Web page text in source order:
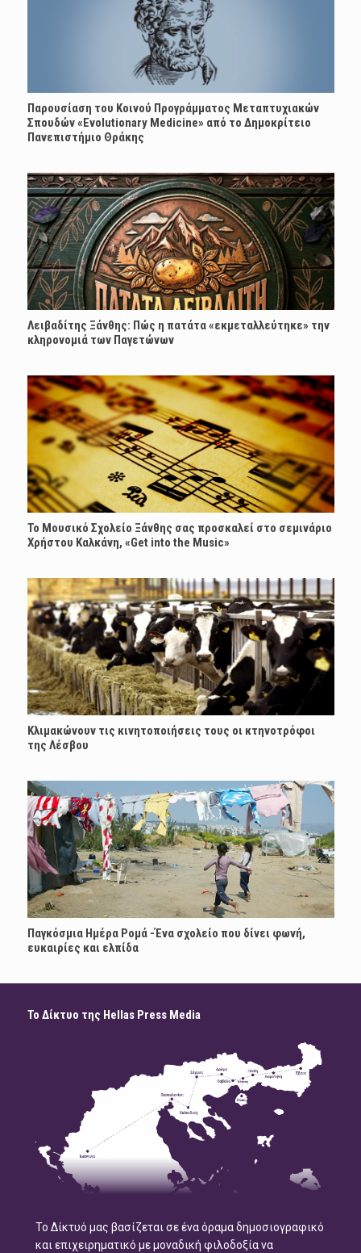
Παρουσίαση του Κοινού Προγράμματος Μεταπτυχιακών
Σπουδών «Evolutionary Medicine» από το Δημοκρίτειο
Πανεπιστήμιο Θράκης
Λειβαδίτης Ξάνθης: Πώς η πατάτα «εκμεταλλεύτηκε» την
κληρονομιά των Παγετώνων
Το Μουσικό Σχολείο Ξάνθης σας προσκαλεί στο σεμινάριο
Χρήστου Καλκάνη, «Get into the Music»
Κλιμακώνουν τις κινητοποιήσεις τους οι κτηνοτρόφοι
της Λέσβου
Παγκόσμια Ημέρα Ρομά -Ένα σχολείο που δίνει φωνή,
ευκαιρίες και ελπίδα
Το Δίκτυο της Hellas Press Media
Το Δίκτυό μας βασίζεται σε ένα όραμα δημοσιογραφικό
και επιχειρηματικό με μοναδική φιλοδοξία να